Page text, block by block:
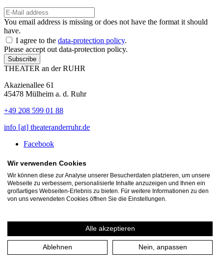
You email address is missing or does not have the format it should
have.
I agree to the data-protection policy.
Please accept out data-protection policy.
Subscribe
THEATER an der RUHR
Akazienallee 61
45478 Mülheim a. d. Ruhr
+49 208 599 01 88
info [​at​] theateranderruhr.de
Facebook
Newsletter
Press
Jobs
Guest performance offers
Wir verwenden Cookies
Wir können diese zur Analyse unserer Besucherdaten platzieren, um unsere
Webseite zu verbessern, personalisierte Inhalte anzuzeigen und Ihnen ein
großartiges Webseiten-Erlebnis zu bieten. Für weitere Informationen zu den
von uns verwendeten Cookies öffnen Sie die Einstellungen.
Alle akzeptieren
Ablehnen Nein, anpassen